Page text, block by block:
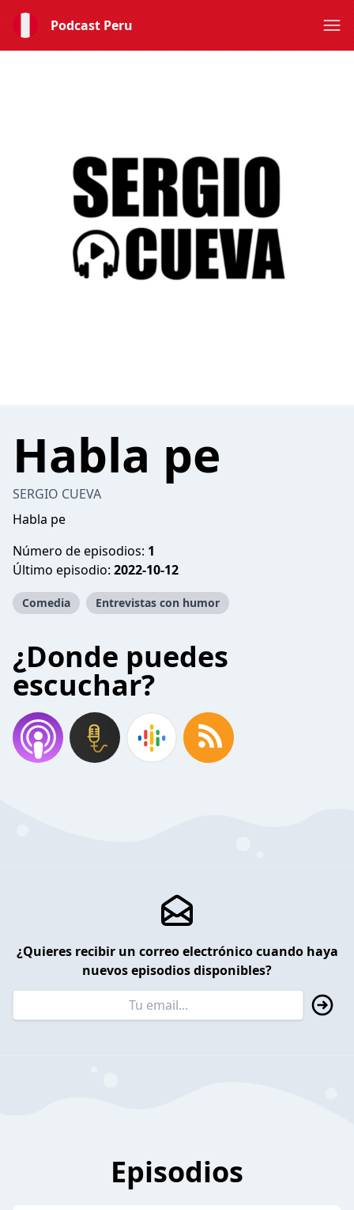
Podcast Peru
Habla pe
SERGIO CUEVA
Habla pe
Número de episodios: 1
Último episodio: 2022-10-12
Comedia Entrevistas con humor
¿Donde puedes
escuchar?
¿Quieres recibir un correo electrónico cuando haya
nuevos episodios disponibles?
Episodios